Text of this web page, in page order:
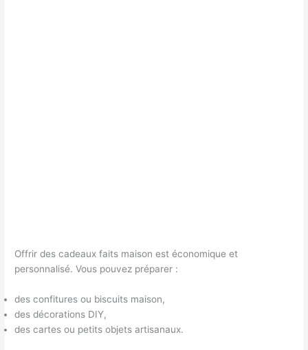
Offrir des cadeaux faits maison est économique et
personnalisé. Vous pouvez préparer :
des confitures ou biscuits maison,
des décorations DIY,
des cartes ou petits objets artisanaux.